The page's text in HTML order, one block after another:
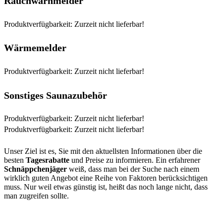
Produktverfügbarkeit: Zurzeit nicht lieferbar!
Wärmemelder
Produktverfügbarkeit: Zurzeit nicht lieferbar!
Sonstiges Saunazubehör
Produktverfügbarkeit: Zurzeit nicht lieferbar!
Produktverfügbarkeit: Zurzeit nicht lieferbar!
Unser Ziel ist es, Sie mit den aktuellsten Informationen über die
besten Tagesrabatte und Preise zu informieren. Ein erfahrener
Schnäppchenjäger weiß, dass man bei der Suche nach einem
wirklich guten Angebot eine Reihe von Faktoren berücksichtigen
muss. Nur weil etwas günstig ist, heißt das noch lange nicht, dass
man zugreifen sollte.